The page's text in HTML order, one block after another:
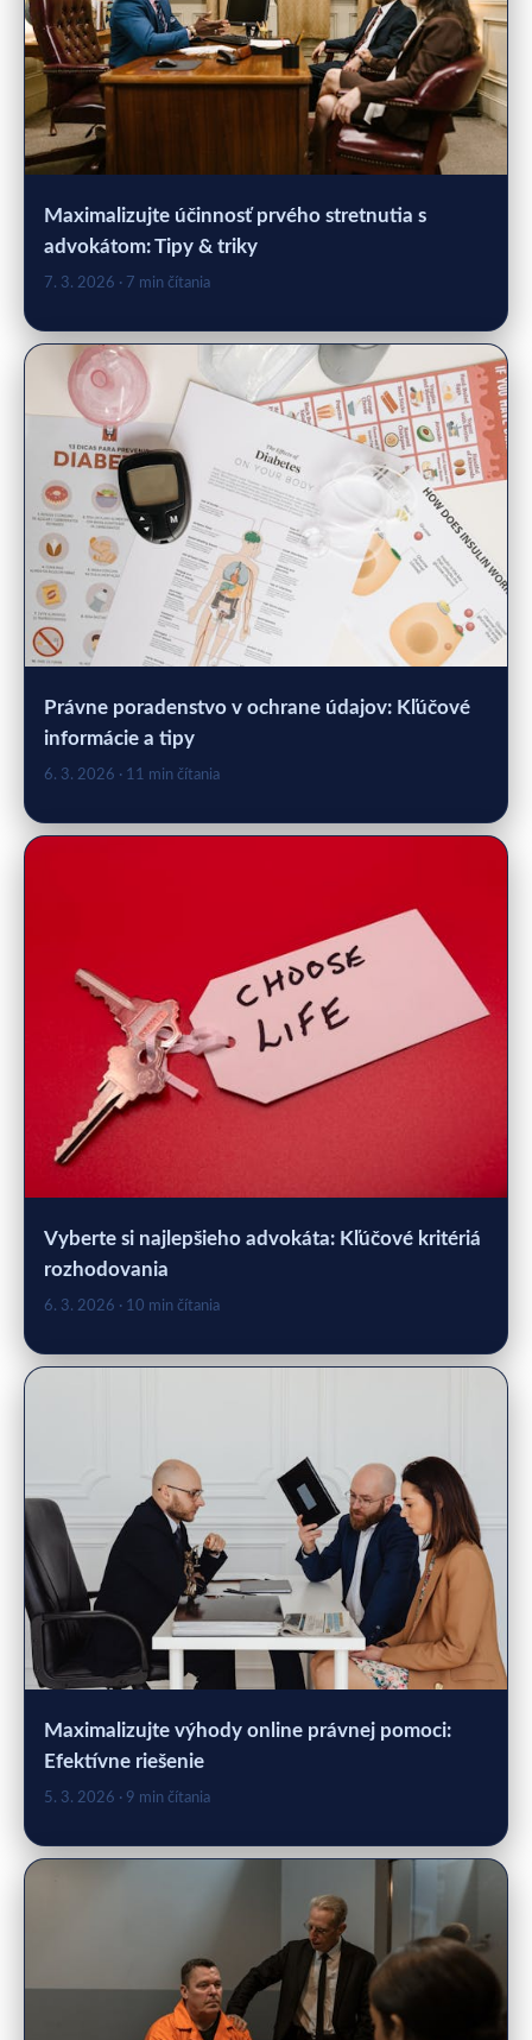
Maximalizujte účinnosť prvého stretnutia s
advokátom: Tipy & triky
7. 3. 2026 · 7 min čítania
Právne poradenstvo v ochrane údajov: Kľúčové
informácie a tipy
6. 3. 2026 · 11 min čítania
Vyberte si najlepšieho advokáta: Kľúčové kritériá
rozhodovania
6. 3. 2026 · 10 min čítania
Maximalizujte výhody online právnej pomoci:
Efektívne riešenie
5. 3. 2026 · 9 min čítania